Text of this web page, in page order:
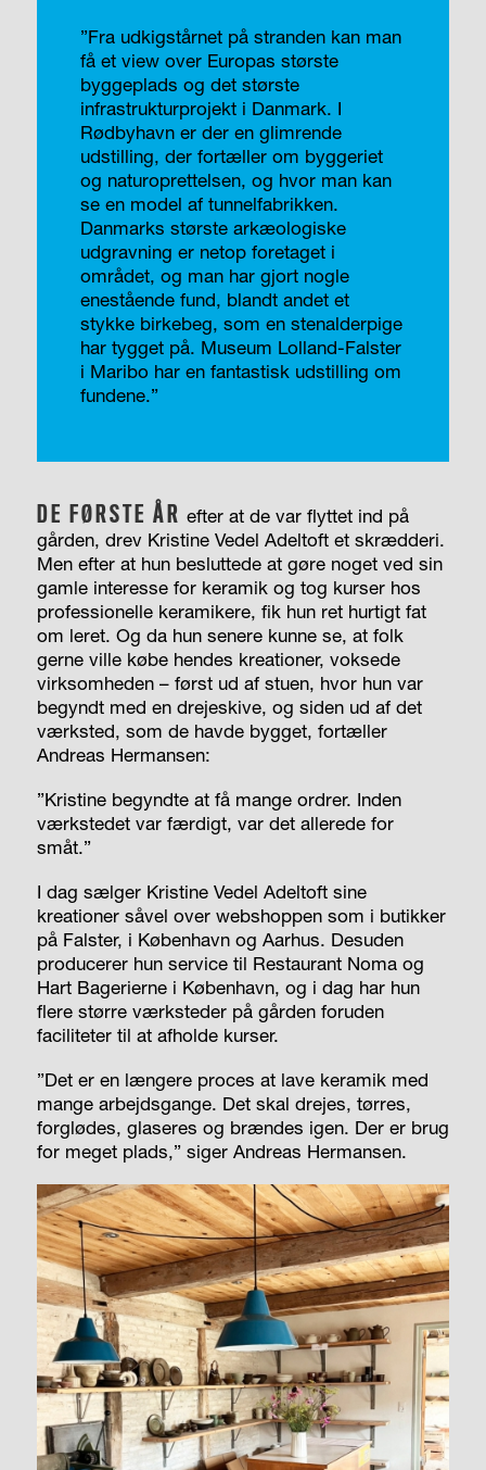
”Fra udkigstårnet på stranden kan man
få et view over Europas største
byggeplads og det største
infrastrukturprojekt i Danmark. I
Rødbyhavn er der en glimrende
udstilling, der fortæller om byggeriet
og naturoprettelsen, og hvor man kan
se en model af tunnelfabrikken.
Danmarks største arkæologiske
udgravning er netop foretaget i
området, og man har gjort nogle
enestående fund, blandt andet et
stykke birkebeg, som en stenalderpige
har tygget på. Museum Lolland-Falster
i Maribo har en fantastisk udstilling om
fundene.”
DE FØRSTE ÅR efter at de var flyttet ind på
gården, drev Kristine Vedel Adeltoft et skrædderi.
Men efter at hun besluttede at gøre noget ved sin
gamle interesse for keramik og tog kurser hos
professionelle keramikere, fik hun ret hurtigt fat
om leret. Og da hun senere kunne se, at folk
gerne ville købe hendes kreationer, voksede
virksomheden – først ud af stuen, hvor hun var
begyndt med en drejeskive, og siden ud af det
værksted, som de havde bygget, fortæller
Andreas Hermansen:
”Kristine begyndte at få mange ordrer. Inden
værkstedet var færdigt, var det allerede for
småt.”
I dag sælger Kristine Vedel Adeltoft sine
kreationer såvel over webshoppen som i butikker
på Falster, i København og Aarhus. Desuden
producerer hun service til Restaurant Noma og
Hart Bagerierne i København, og i dag har hun
flere større værksteder på gården foruden
faciliteter til at afholde kurser.
”Det er en længere proces at lave keramik med
mange arbejdsgange. Det skal drejes, tørres,
forglødes, glaseres og brændes igen. Der er brug
for meget plads,” siger Andreas Hermansen.